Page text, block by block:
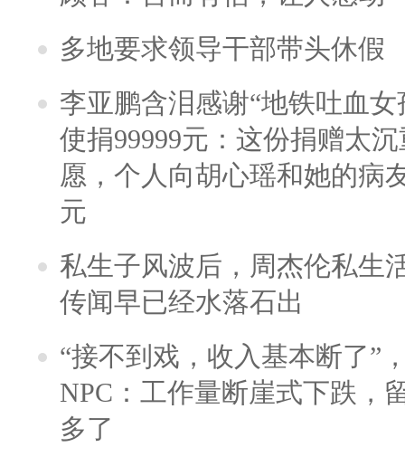
多地要求领导干部带头休假
李亚鹏含泪感谢“地铁吐血
使捐99999元：这份捐赠太
愿，个人向胡心瑶和她的病
元
私生子风波后，周杰伦私生
传闻早已经水落石出
“接不到戏，收入基本断了”
NPC：工作量断崖式下跌，
多了